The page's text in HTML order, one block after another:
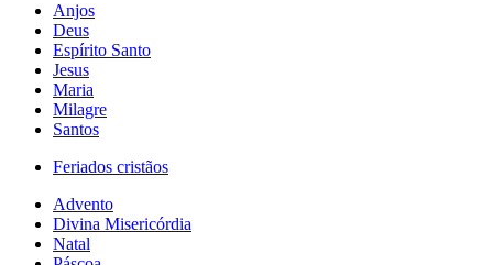
Anjos
Deus
Espírito Santo
Jesus
Maria
Milagre
Santos
Feriados cristãos
Advento
Divina Misericórdia
Natal